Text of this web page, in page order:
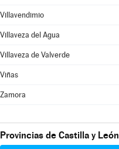
Villavendimio
Villaveza del Agua
Villaveza de Valverde
Viñas
Zamora
Provincias de Castilla y León